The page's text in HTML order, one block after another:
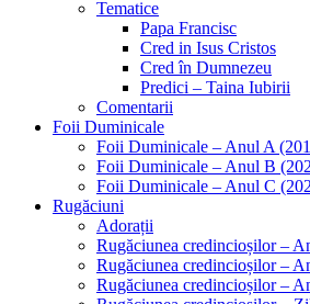
Tematice
Papa Francisc
Cred in Isus Cristos
Cred în Dumnezeu
Predici – Taina Iubirii
Comentarii
Foii Duminicale
Foii Duminicale – Anul A
Foii Duminicale – Anul B
Foii Duminicale – Anul C
Rugăciuni
Adorații
Rugăciunea credincioșilor –
Rugăciunea credincioșilor –
Rugăciunea credincioșilor –